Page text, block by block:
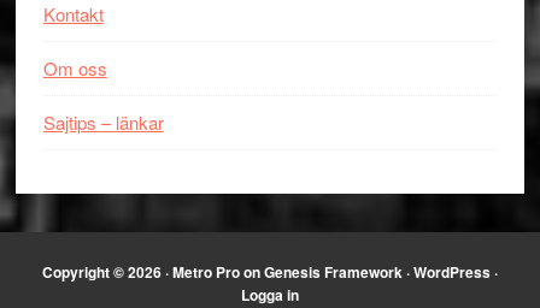
Kontakt
Om oss
Sajtips – länkar
Copyright © 2026 ·Metro ProonGenesis Framework ·WordPress ·
Logga in